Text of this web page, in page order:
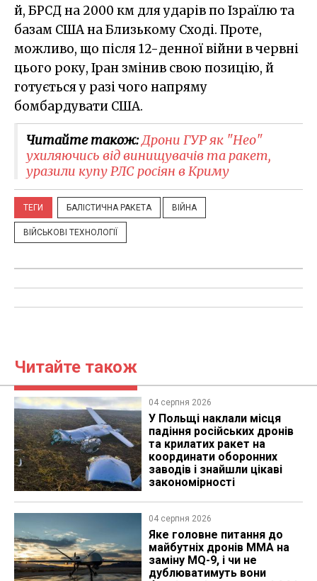
й, БРСД на 2000 км для ударів по Ізраїлю та
базам США на Близькому Сході. Проте,
можливо, що після 12-денної війни в червні
цього року, Іран змінив свою позицію, й
готується у разі чого напряму
бомбардувати США.
Читайте також:Дрони ГУР як "Нео"
ухиляючись від винищувачів та ракет,
уразили купу РЛС росіян в Криму
ТЕГИ БАЛІСТИЧНА РАКЕТА ВІЙНА
ВІЙСЬКОВІ ТЕХНОЛОГІЇ
Читайте також
04 серпня 2026
У Польщі наклали місця
падіння російських дронів
та крилатих ракет на
координати оборонних
заводів і знайшли цікаві
закономірності
04 серпня 2026
Яке головне питання до
майбутніх дронів MMA на
заміну MQ-9, і чи не
дублюватимуть вони